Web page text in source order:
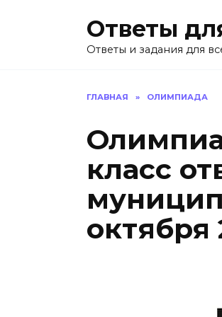
Ответы
Ответы и задания для
ГЛАВНАЯ » ОЛИМПИАДА
класс
октября